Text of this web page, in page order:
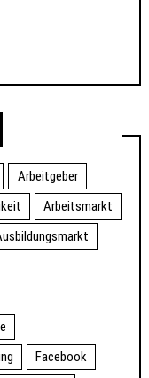
Arbeitgeber
Arbeitsmarkt
Facebook